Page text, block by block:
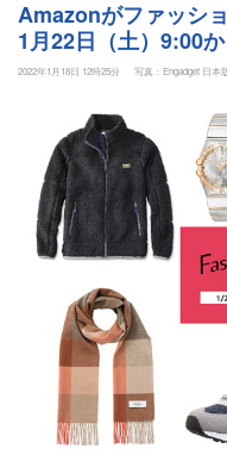
Amazonがファッシ
1月22日（土）9:00
2022年1月18日 12時25分 写真：Engadget 日本